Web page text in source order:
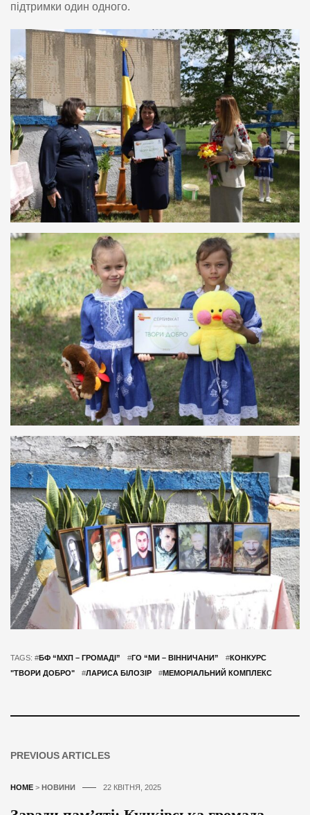
підтримки один одного.
TAGS: #БФ “МХП – ГРОМАДІ” #ГО “МИ – ВІННИЧАНИ” #КОНКУРС
"ТВОРИ ДОБРО"
#ЛАРИСА БІЛОЗІР #МЕМОРІАЛЬНИЙ КОМПЛЕКС
PREVIOUS ARTICLES
HOME > НОВИНИ 22 КВІТНЯ, 2025